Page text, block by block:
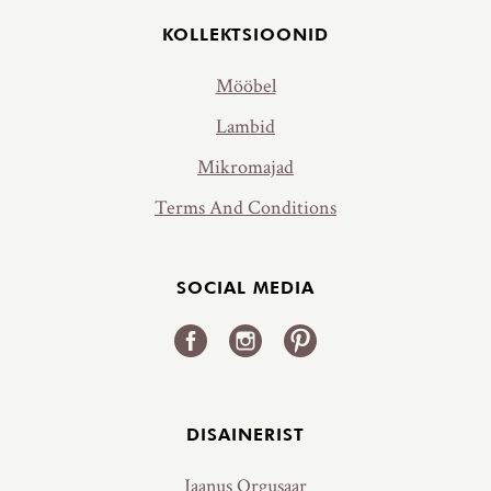
KOLLEKTSIOONID
Mööbel
Lambid
Mikromajad
Terms And Conditions
SOCIAL MEDIA
DISAINERIST